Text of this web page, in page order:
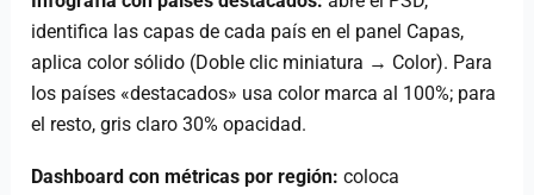
identifica las capas de cada país en el panel Capas,
aplica color sólido (Doble clic miniatura → Color). Para
los países «destacados» usa color marca al 100%; para
el resto, gris claro 30% opacidad.
Dashboard con métricas por región: coloca